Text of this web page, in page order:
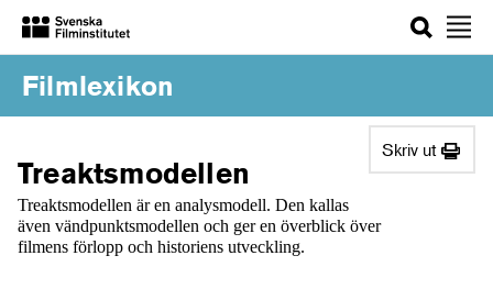
Sök
Filmlexikon
Skriv ut
Treaktsmodellen
Treaktsmodellen är en analysmodell. Den kallas
även vändpunktsmodellen och ger en överblick över
filmens förlopp och historiens utveckling.